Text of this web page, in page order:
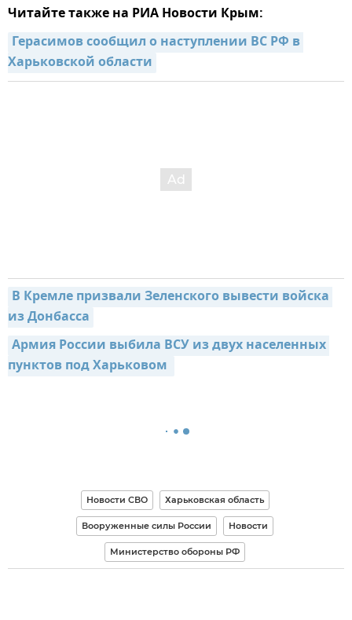
Читайте также на РИА Новости Крым:
Герасимов сообщил о наступлении ВС РФ в
Харьковской области
В Кремле призвали Зеленского вывести войска
из Донбасса
Армия России выбила ВСУ из двух населенных
пунктов под Харьковом
Новости СВО Харьковская область
Вооруженные силы России Новости
Министерство обороны РФ